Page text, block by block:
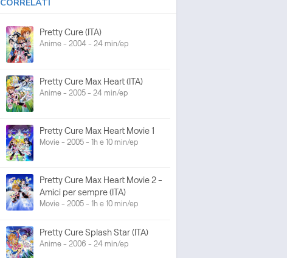
CORRELATI
Pretty Cure (ITA)
Anime - 2004 - 24 min/ep
Pretty Cure Max Heart (ITA)
Anime - 2005 - 24 min/ep
Pretty Cure Max Heart Movie 1
Movie - 2005 - 1h e 10 min/ep
Pretty Cure Max Heart Movie 2 -
Amici per sempre (ITA)
Movie - 2005 - 1h e 10 min/ep
Pretty Cure Splash Star (ITA)
Anime - 2006 - 24 min/ep